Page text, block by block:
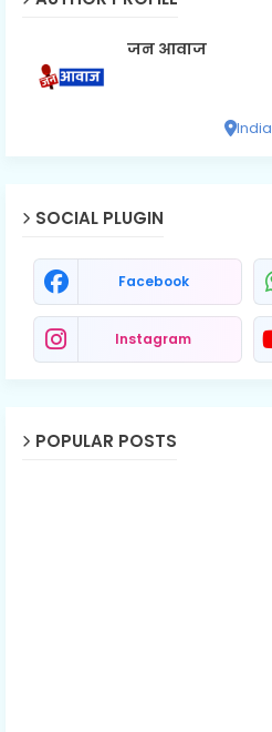
जन आवाज
India
SOCIAL PLUGIN
Facebook
Instagram
POPULAR POSTS